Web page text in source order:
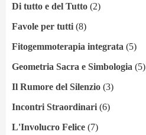
Di tutto e del Tutto (2)
Favole per tutti (8)
Fitogemmoterapia integrata (5)
Geometria Sacra e Simbologia (5)
Il Rumore del Silenzio (3)
Incontri Straordinari (6)
L'Involucro Felice (7)